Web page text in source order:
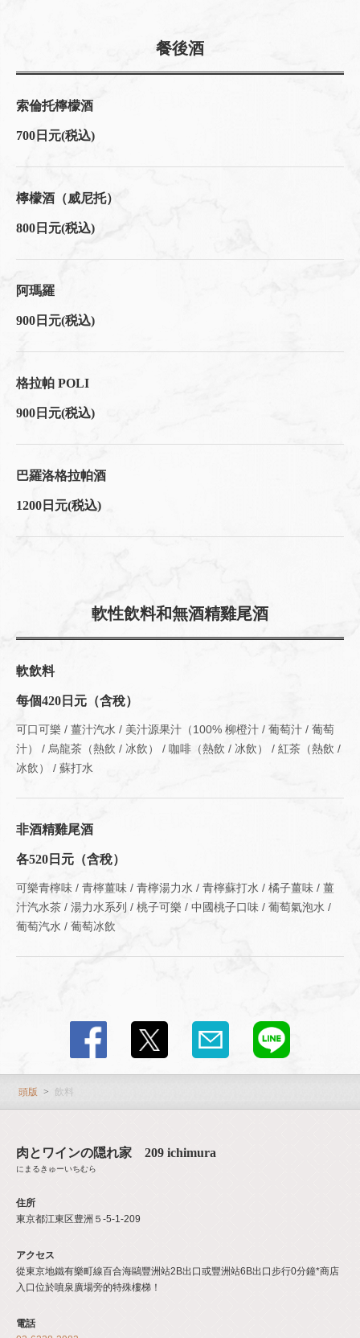
餐後酒
索倫托檸檬酒
700日元(税込)
檸檬酒（威尼托）
800日元(税込)
阿瑪羅
900日元(税込)
格拉帕 POLI
900日元(税込)
巴羅洛格拉帕酒
1200日元(税込)
軟性飲料和無酒精雞尾酒
軟飲料
每個420日元（含稅）
可口可樂 / 薑汁汽水 / 美汁源果汁（100% 柳橙汁 / 葡萄汁 / 葡萄
汁） / 烏龍茶（熱飲 / 冰飲） / 咖啡（熱飲 / 冰飲） / 紅茶（熱飲 /
冰飲） / 蘇打水
非酒精雞尾酒
各520日元（含稅）
可樂青檸味 / 青檸薑味 / 青檸湯力水 / 青檸蘇打水 / 橘子薑味 / 薑
汁汽水茶 / 湯力水系列 / 桃子可樂 / 中國桃子口味 / 葡萄氣泡水 /
葡萄汽水 / 葡萄冰飲
頭版 飲料
肉とワインの隠れ家 209 ichimura
にまるきゅーいちむら
住所
東京都江東区豊洲５-5-1-209
アクセス
從東京地鐵有樂町線百合海鷗豐洲站2B出口或豐洲站6B出口步行0分鐘*商店
入口位於噴泉廣場旁的特殊樓梯！
電話